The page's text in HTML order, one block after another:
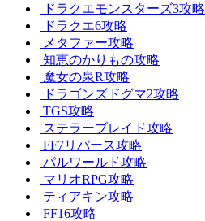
ドラクエモンスターズ3攻略
ドラクエ6攻略
メタファー攻略
知恵のかりもの攻略
魔女の泉R攻略
ドラゴンズドグマ2攻略
TGS攻略
ステラーブレイド攻略
FF7リバース攻略
パルワールド攻略
マリオRPG攻略
ティアキン攻略
FF16攻略